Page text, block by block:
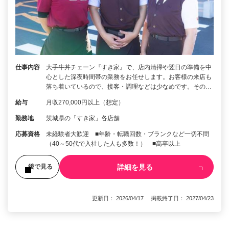
仕事内容
大手牛丼チェーン『すき家』で、店内清掃や翌日の準備を中
心とした深夜時間帯の業務をお任せします。お客様の来店も
落ち着いているので、接客・調理などは少なめです。その…
給与 月収270,000円以上（想定）
勤務地 茨城県の「すき家」各店舗
応募資格
未経験者大歓迎 ■年齢・転職回数・ブランクなど一切不問
（40～50代で入社した人も多数！） ■高卒以上
後で見る 詳細を見る
更新日： 2026/04/17 掲載終了日： 2027/04/23